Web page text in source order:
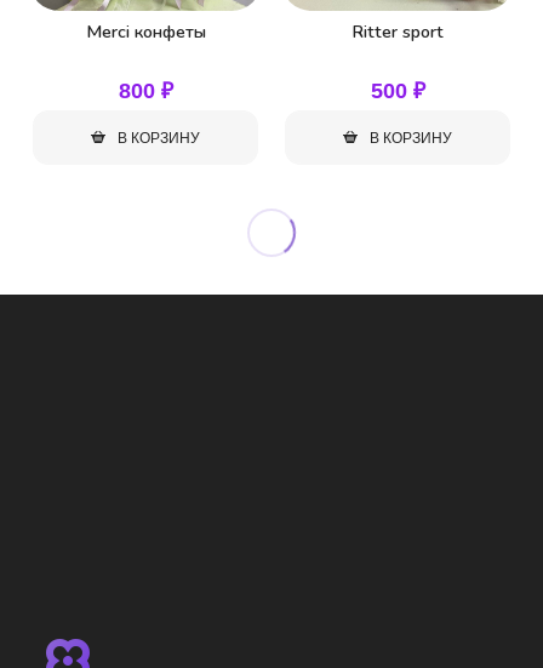
Merci конфеты
800 ₽
В КОРЗИНУ
Ritter sport
500 ₽
В КОРЗИНУ